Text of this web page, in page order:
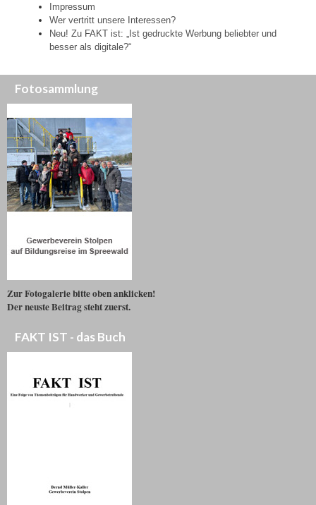
Impressum
Wer vertritt unsere Interessen?
Neu! Zu FAKT ist: „Ist gedruckte Werbung beliebter und
besser als digitale?“
Fotosammlung
Zur Fotogalerie bitte oben anklicken!
Der neuste Beitrag steht zuerst.
FAKT IST - das Buch